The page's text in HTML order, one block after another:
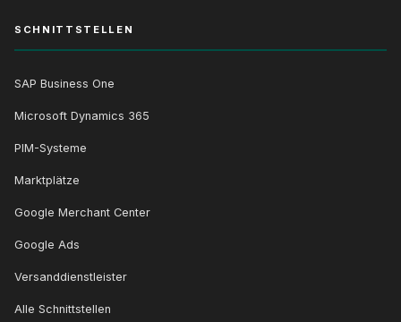
SCHNITTSTELLEN
SAP Business One
Microsoft Dynamics 365
PIM-Systeme
Marktplätze
Google Merchant Center
Google Ads
Versanddienstleister
Alle Schnittstellen